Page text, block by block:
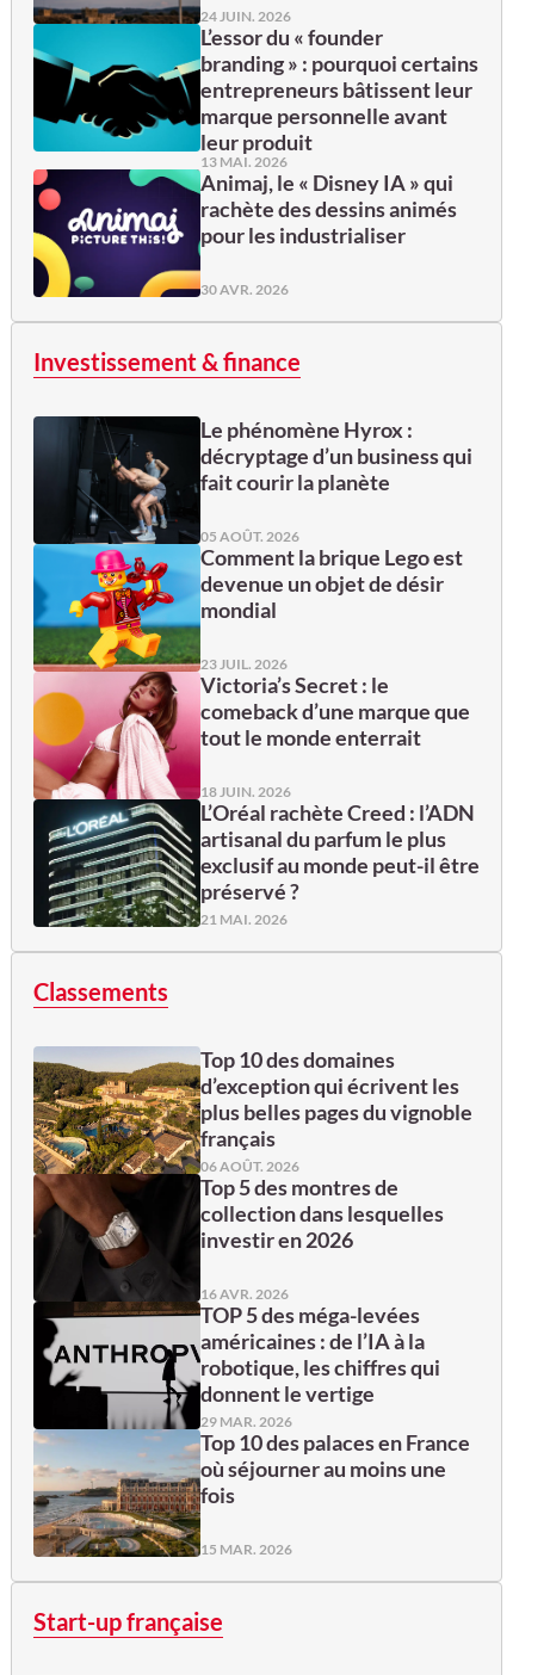
24 JUIN. 2026
L’essor du « founder
branding » : pourquoi certains
entrepreneurs bâtissent leur
marque personnelle avant
leur produit
13 MAI. 2026
Animaj, le « Disney IA » qui
rachète des dessins animés
pour les industrialiser
30 AVR. 2026
Investissement & finance
Le phénomène Hyrox :
décryptage d’un business qui
fait courir la planète
05 AOÛT. 2026
Comment la brique Lego est
devenue un objet de désir
mondial
23 JUIL. 2026
Victoria’s Secret : le
comeback d’une marque que
tout le monde enterrait
18 JUIN. 2026
L’Oréal rachète Creed : l’ADN
artisanal du parfum le plus
exclusif au monde peut-il être
préservé ?
21 MAI. 2026
Classements
Top 10 des domaines
d’exception qui écrivent les
plus belles pages du vignoble
français
06 AOÛT. 2026
Top 5 des montres de
collection dans lesquelles
investir en 2026
16 AVR. 2026
TOP 5 des méga-levées
américaines : de l’IA à la
robotique, les chiffres qui
donnent le vertige
29 MAR. 2026
Top 10 des palaces en France
où séjourner au moins une
fois
15 MAR. 2026
Start-up française